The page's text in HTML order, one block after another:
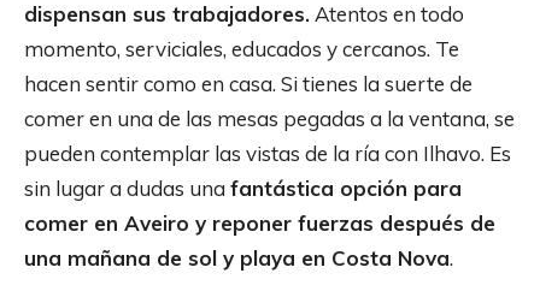
dispensan sus trabajadores. Atentos en todo
momento, serviciales, educados y cercanos. Te
hacen sentir como en casa. Si tienes la suerte de
comer en una de las mesas pegadas a la ventana, se
pueden contemplar las vistas de la ría con Ilhavo. Es
sin lugar a dudas una fantástica opción para
comer en Aveiro y reponer fuerzas después de
una mañana de sol y playa en Costa Nova.